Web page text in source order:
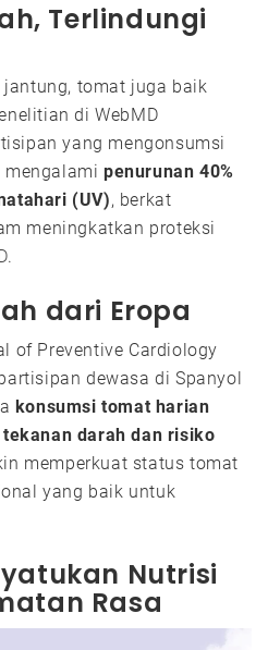
Terlindungi
tomat juga baik
di WebMD
yang mengonsumsi
mengalamipenurunan 40%
(UV), berkat
meningkatkan proteksi
.
dari Eropa
of Preventive Cardiology
dewasa di Spanyol
konsumsi tomat harian
darah dan risiko
memperkuat status tomat
yang baik untuk
Nutrisi
Rasa